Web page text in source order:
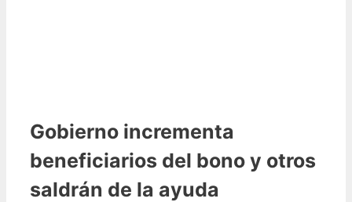
Gobierno incrementa
beneficiarios del bono y otros
saldrán de la ayuda